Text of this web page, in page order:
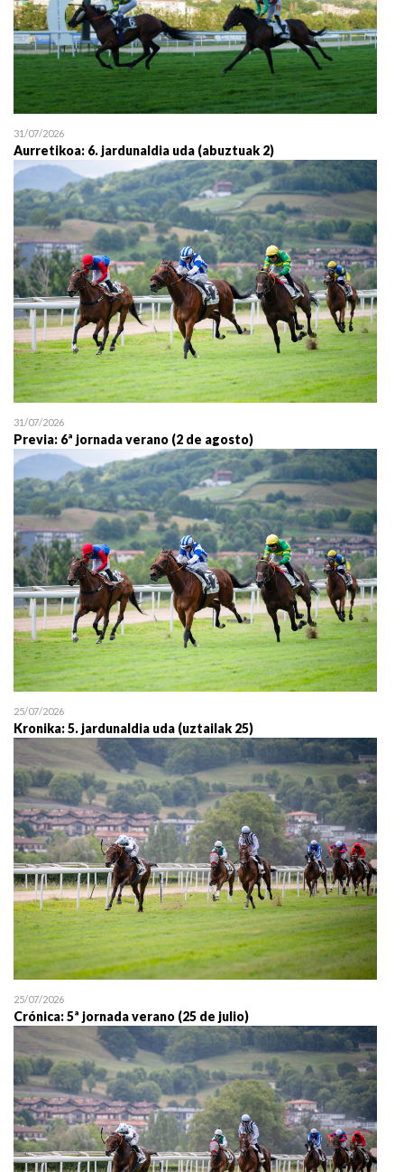
31/07/2026
Aurretikoa: 6. jardunaldia uda (abuztuak 2)
31/07/2026
Previa: 6ª jornada verano (2 de agosto)
25/07/2026
Kronika: 5. jardunaldia uda (uztailak 25)
25/07/2026
Crónica: 5ª jornada verano (25 de julio)